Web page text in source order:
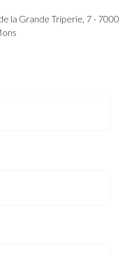
la Grande Triperie, 7 - 7000